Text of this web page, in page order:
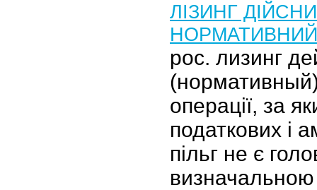
ЛІЗИНГ
НОРМАТИВНИЙ
рос. лизинг
(нормативный)
операції, за
податкових і
пільг не є